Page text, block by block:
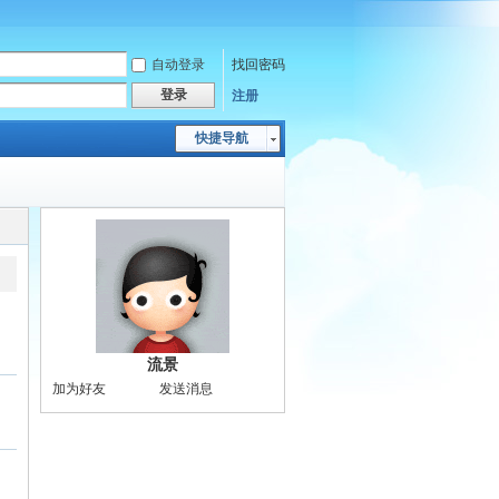
自动登录
找回密码
登录 注册
快捷导航
流景
加为好友 发送消息